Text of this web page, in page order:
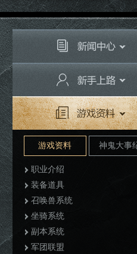
游戏资料 神鬼大事
职业介绍
装备道具
召唤兽系统
坐骑系统
副本系统
军团联盟